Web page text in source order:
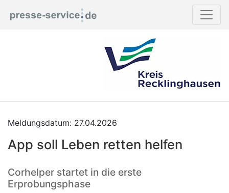
Meldungsdatum: 27.04.2026
App soll Leben retten helfen
Corhelper startet in die erste
Erprobungsphase